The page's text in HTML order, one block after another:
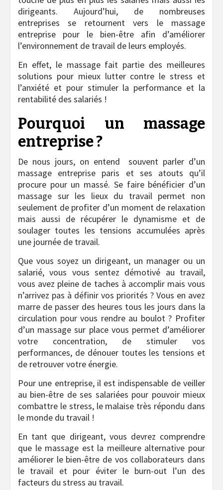
dirigeants. Aujourd’hui, de nombreuses
entreprises se retournent vers le massage
entreprise pour le bien-être afin d’améliorer
l’environnement de travail de leurs employés.
En effet, le massage fait partie des meilleures
solutions pour mieux lutter contre le stress et
l’anxiété et pour stimuler la performance et la
rentabilité des salariés !
Pourquoi un massage
entreprise ?
De nous jours, on entend souvent parler d’un
massage entreprise paris et ses atouts qu’il
procure pour un massé. Se faire bénéficier d’un
massage sur les lieux du travail permet non
seulement de profiter d’un moment de relaxation
mais aussi de récupérer le dynamisme et de
soulager toutes les tensions accumulées après
une journée de travail.
Que vous soyez un dirigeant, un manager ou un
salarié, vous vous sentez démotivé au travail,
vous avez pleine de taches à accomplir mais vous
n’arrivez pas à définir vos priorités ? Vous en avez
marre de passer des heures tous les jours dans la
circulation pour vous rendre au boulot ? Profiter
d’un massage sur place vous permet d’améliorer
votre concentration, de stimuler vos
performances, de dénouer toutes les tensions et
de retrouver votre énergie.
Pour une entreprise, il est indispensable de veiller
au bien-être de ses salariées pour pouvoir mieux
combattre le stress, le malaise très répondu dans
le monde du travail !
En tant que dirigeant, vous devrez comprendre
que le massage est la meilleure alternative pour
améliorer le bien-être de vos collaborateurs dans
le travail et pour éviter le burn-out l’un des
facteurs du stress au travail.